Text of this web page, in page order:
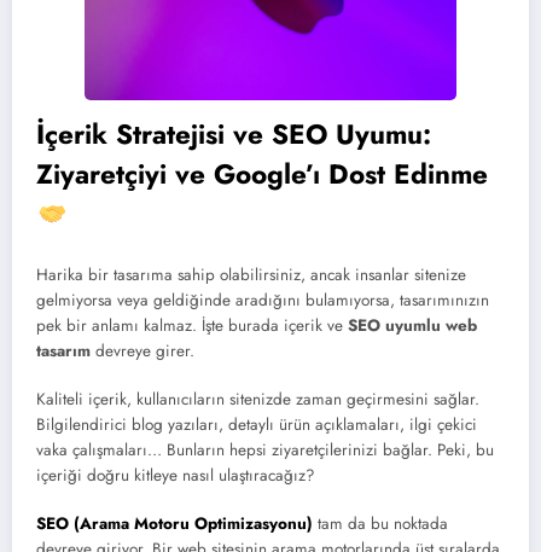
İçerik Stratejisi ve SEO Uyumu:
Ziyaretçiyi ve Google’ı Dost Edinme
Harika bir tasarıma sahip olabilirsiniz, ancak insanlar sitenize
gelmiyorsa veya geldiğinde aradığını bulamıyorsa, tasarımınızın
pek bir anlamı kalmaz. İşte burada içerik ve SEO uyumlu web
tasarım devreye girer.
Kaliteli içerik, kullanıcıların sitenizde zaman geçirmesini sağlar.
Bilgilendirici blog yazıları, detaylı ürün açıklamaları, ilgi çekici
vaka çalışmaları… Bunların hepsi ziyaretçilerinizi bağlar. Peki, bu
içeriği doğru kitleye nasıl ulaştıracağız?
SEO (Arama Motoru Optimizasyonu) tam da bu noktada